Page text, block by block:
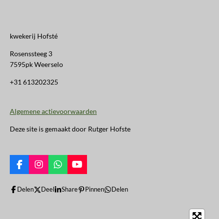
kwekerij Hofsté
Rosenssteeg 3
7595pk Weerselo
+31 613202325
Algemene actievoorwaarden
Deze site is gemaakt door Rutger Hofste
F
a
c
e
I
n
s
t
W
h
a
t
Y
o
u
T
Delen Deel Share Pinnen Delen